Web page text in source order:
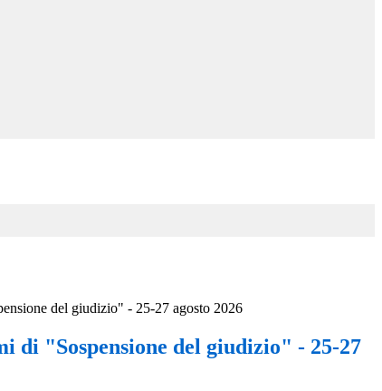
del giudizio" - 25-27 agosto 2026
di "Sospensione del giudizio" - 25-27